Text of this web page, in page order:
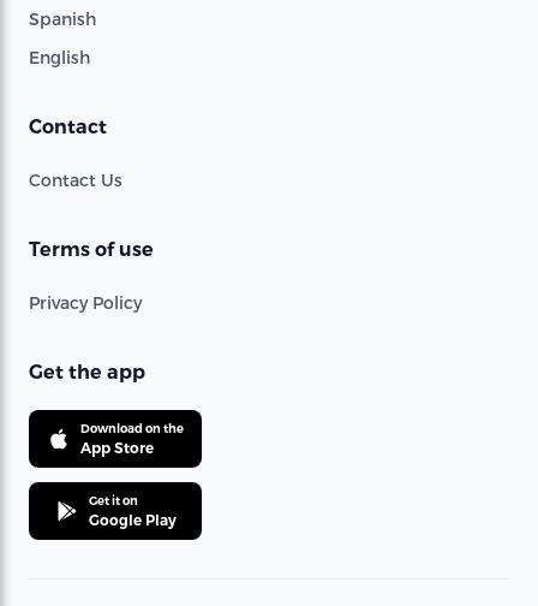
Spanish
English
Contact
Contact Us
Terms of use
Privacy Policy
Get the app
Download on the
App Store
Get it on
Google Play